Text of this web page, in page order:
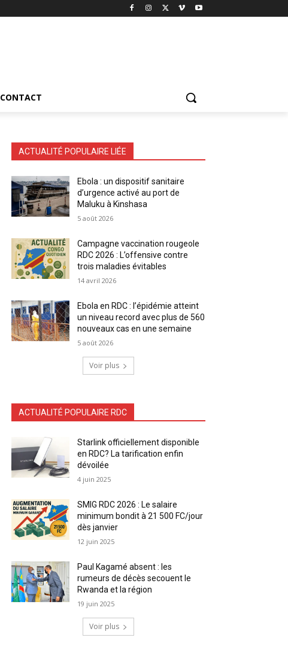
CONTACT
ACTUALITÉ POPULAIRE LIÉE
Ebola : un dispositif sanitaire
d’urgence activé au port de
Maluku à Kinshasa
5 août 2026
Campagne vaccination rougeole
RDC 2026 : L’offensive contre
trois maladies évitables
14 avril 2026
Ebola en RDC : l’épidémie atteint
un niveau record avec plus de 560
nouveaux cas en une semaine
5 août 2026
Voir plus
ACTUALITÉ POPULAIRE RDC
Starlink officiellement disponible
en RDC? La tarification enfin
dévoilée
4 juin 2025
SMIG RDC 2026 : Le salaire
minimum bondit à 21 500 FC/jour
dès janvier
12 juin 2025
Paul Kagamé absent : les
rumeurs de décès secouent le
Rwanda et la région
19 juin 2025
Voir plus